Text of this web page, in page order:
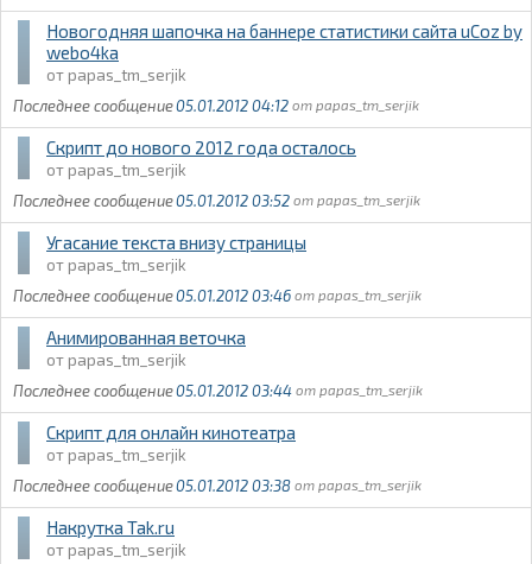
Новогодняя шапочка на баннере статистики сайта uCoz by
webo4ka
papas_tm_serjik
05.01.2012 04:12
papas_tm_serjik
Скрипт до нового 2012 года осталось
papas_tm_serjik
05.01.2012 03:52
papas_tm_serjik
Угасание текста внизу страницы
papas_tm_serjik
05.01.2012 03:46
papas_tm_serjik
Анимированная веточка
papas_tm_serjik
05.01.2012 03:44
papas_tm_serjik
Скрипт для онлайн кинотеатра
papas_tm_serjik
05.01.2012 03:38
papas_tm_serjik
Накрутка Tak.ru
papas_tm_serjik